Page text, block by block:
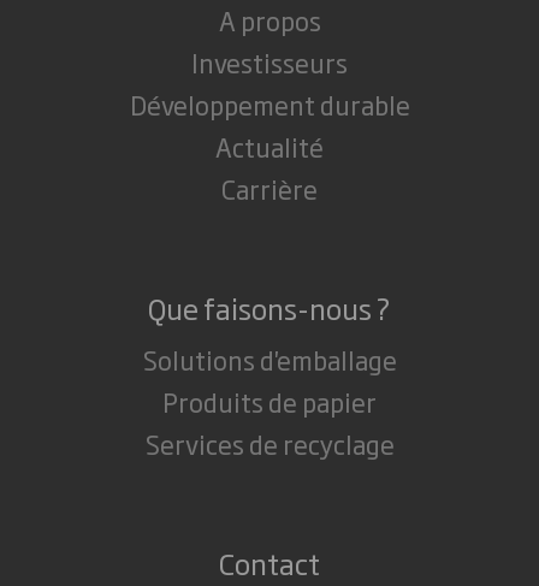
A propos
Investisseurs
Développement durable
Actualité
Carrière
Que faisons-nous ?
Solutions d'emballage
Produits de papier
Services de recyclage
Contact